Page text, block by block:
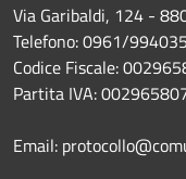
Via Garibaldi, 124 -
Telefono: 0961/994035
Codice Fiscale:
Partita IVA:
Email: